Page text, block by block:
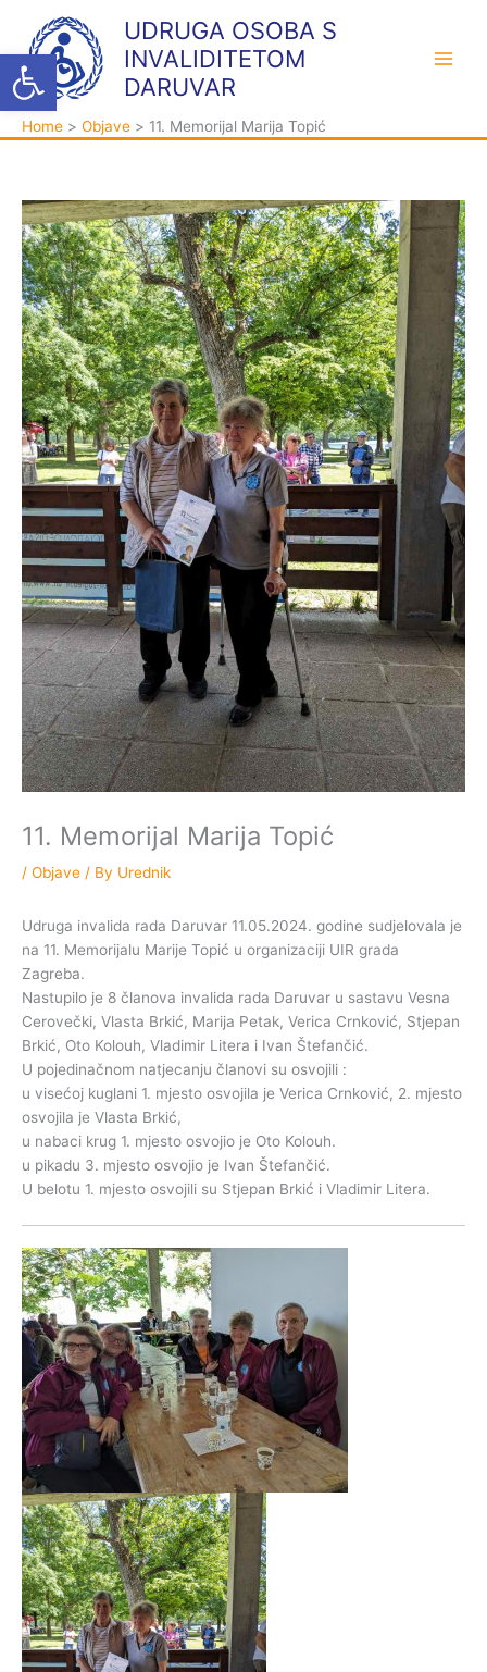
Open toolbar
content
UDRUGA OSOBA S
INVALIDITETOM
DARUVAR
Home Objave 11. Memorijal Marija Topić
11. Memorijal Marija Topić
/ Objave / By Urednik
Udruga invalida rada Daruvar 11.05.2024. godine sudjelovala je
na 11. Memorijalu Marije Topić u organizaciji UIR grada
Zagreba.
Nastupilo je 8 članova invalida rada Daruvar u sastavu Vesna
Cerovečki, Vlasta Brkić, Marija Petak, Verica Crnković, Stjepan
Brkić, Oto Kolouh, Vladimir Litera i Ivan Štefančić.
U pojedinačnom natjecanju članovi su osvojili :
u visećoj kuglani 1. mjesto osvojila je Verica Crnković, 2. mjesto
osvojila je Vlasta Brkić,
u nabaci krug 1. mjesto osvojio je Oto Kolouh.
u pikadu 3. mjesto osvojio je Ivan Štefančić.
U belotu 1. mjesto osvojili su Stjepan Brkić i Vladimir Litera.
t
e
g
i
j
e
h
i
v